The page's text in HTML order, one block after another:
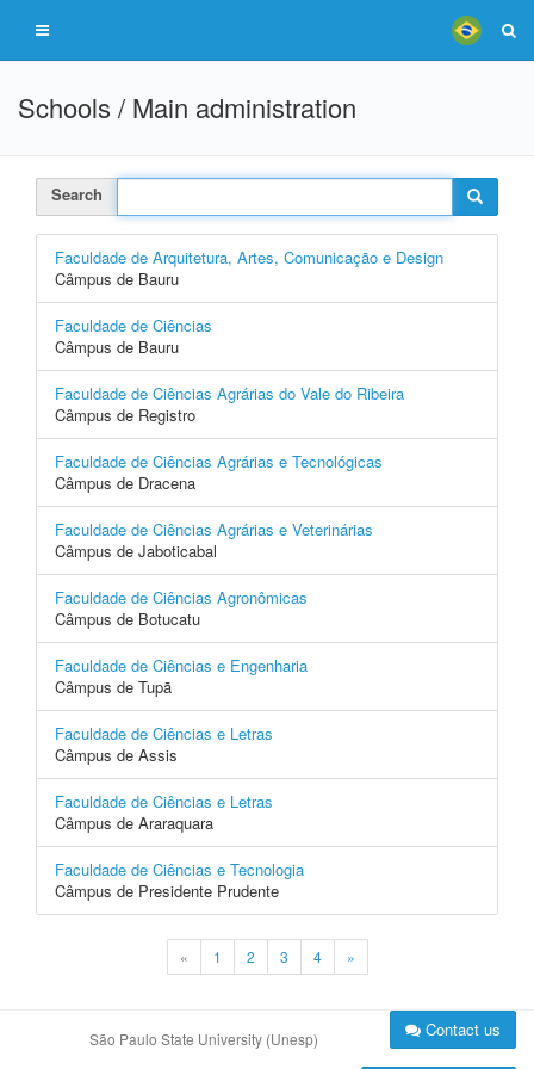
Schools / Main administration
Search
Faculdade de Arquitetura, Artes, Comunicação e Design
Câmpus de Bauru
Faculdade de Ciências
Câmpus de Bauru
Faculdade de Ciências Agrárias do Vale do Ribeira
Câmpus de Registro
Faculdade de Ciências Agrárias e Tecnológicas
Câmpus de Dracena
Faculdade de Ciências Agrárias e Veterinárias
Câmpus de Jaboticabal
Faculdade de Ciências Agronômicas
Câmpus de Botucatu
Faculdade de Ciências e Engenharia
Câmpus de Tupã
Faculdade de Ciências e Letras
Câmpus de Assis
Faculdade de Ciências e Letras
Câmpus de Araraquara
Faculdade de Ciências e Tecnologia
Câmpus de Presidente Prudente
« 1 2 3 4 »
São Paulo State University (Unesp) Contact us